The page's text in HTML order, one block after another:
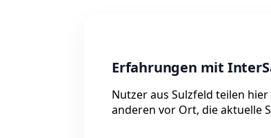
Erfahrungen mit
Nutzer aus Sulzfeld teilen
anderen vor Ort, die aktuelle